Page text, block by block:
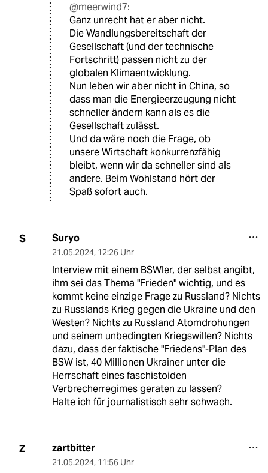
@meerwind7:
Ganz unrecht hat er aber nicht.
Die Wandlungsbereitschaft der
Gesellschaft (und der technische
Fortschritt) passen nicht zu der
globalen Klimaentwicklung.
Nun leben wir aber nicht in China, so
dass man die Energieerzeugung nicht
schneller ändern kann als es die
Gesellschaft zulässt.
Und da wäre noch die Frage, ob
unsere Wirtschaft konkurrenzfähig
bleibt, wenn wir da schneller sind als
andere. Beim Wohlstand hört der
Spaß sofort auch.
S Suryo
21.05.2024, 12:26 Uhr
Interview mit einem BSWler, der selbst angibt,
ihm sei das Thema "Frieden" wichtig, und es
kommt keine einzige Frage zu Russland? Nichts
zu Russlands Krieg gegen die Ukraine und den
Westen? Nichts zu Russland Atomdrohungen
und seinem unbedingten Kriegswillen? Nichts
dazu, dass der faktische "Friedens"-Plan des
BSW ist, 40 Millionen Ukrainer unter die
Herrschaft eines faschistoiden
Verbrecherregimes geraten zu lassen?
Halte ich für journalistisch sehr schwach.
Z zartbitter
21.05.2024, 11:56 Uhr